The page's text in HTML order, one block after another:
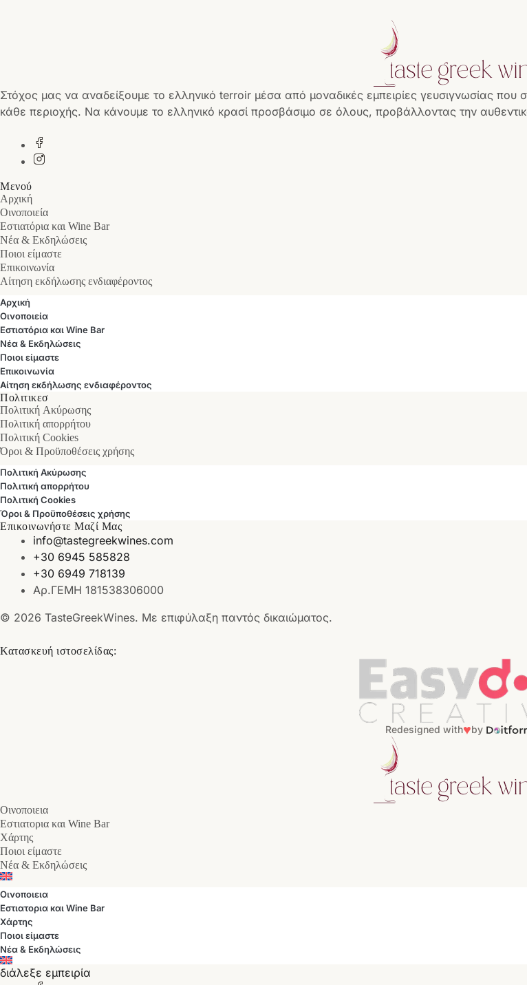
Στόχος μας να αναδείξουμε το ελληνικό terroir μέσα από μοναδικές εμπειρίες γευσιγνωσίας
κάθε περιοχής. Να κάνουμε το ελληνικό κρασί προσβάσιμο σε όλους, προβάλλοντας την
Μενού
Αρχική
Οινοποιεία
Εστιατόρια και Wine Bar
Νέα & Εκδηλώσεις
Ποιοι είμαστε
Επικοινωνία
Αίτηση εκδήλωσης ενδιαφέροντος
Αρχική
Οινοποιεία
Εστιατόρια και Wine Bar
Νέα & Εκδηλώσεις
Ποιοι είμαστε
Επικοινωνία
Αίτηση εκδήλωσης ενδιαφέροντος
Πολιτικεσ
Πολιτική Ακύρωσης
Πολιτική απορρήτου
Πολιτική Cookies
Όροι & Προϋποθέσεις χρήσης
Πολιτική Ακύρωσης
Πολιτική απορρήτου
Πολιτική Cookies
Όροι & Προϋποθέσεις χρήσης
Επικοινωνήστε Μαζί Μας
info@tastegreekwines.com
+30 6945 585828
+30 6949 718139
Αρ.ΓΕΜΗ 181538306000
© 2026 TasteGreekWines. Με επιφύλαξη παντός δικαιώματος.
Κατασκευή ιστοσελίδας:
Redesigned with♥by
Οινοποιεια
Εστιατορια και Wine Bar
Χάρτης
Ποιοι είμαστε
Νέα & Εκδηλώσεις
Οινοποιεια
Εστιατορια και Wine Bar
Χάρτης
Ποιοι είμαστε
Νέα & Εκδηλώσεις
διάλεξε εμπειρία